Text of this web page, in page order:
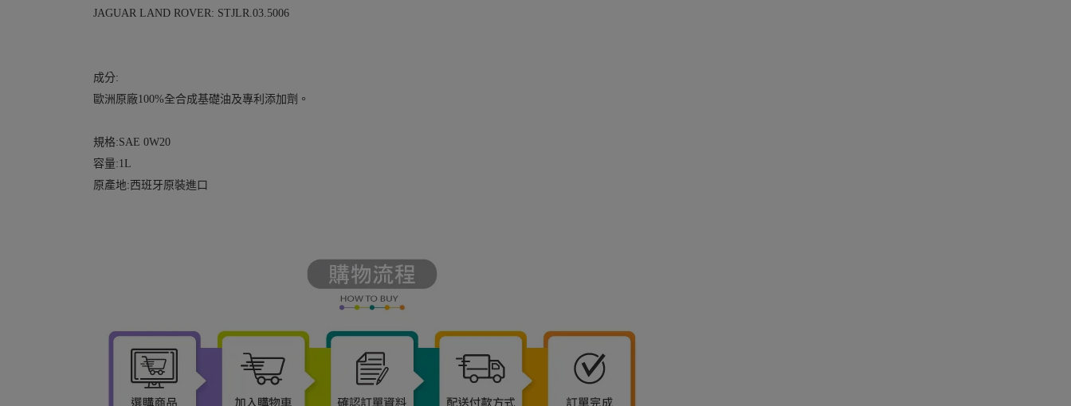
JAGUAR LAND ROVER: STJLR.03.5006
成分:
歐洲原廠100%全合成基礎油及專利添加劑。
規格:SAE 0W20
容量:1L
原產地:西班牙原裝進口